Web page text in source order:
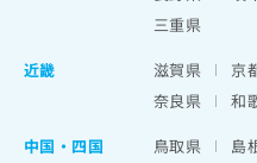
三重県
近畿
滋賀県 京
奈良県
和
中国・四国
鳥取県 島